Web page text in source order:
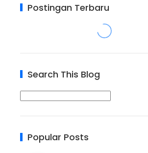
Postingan Terbaru
Search This Blog
Popular Posts